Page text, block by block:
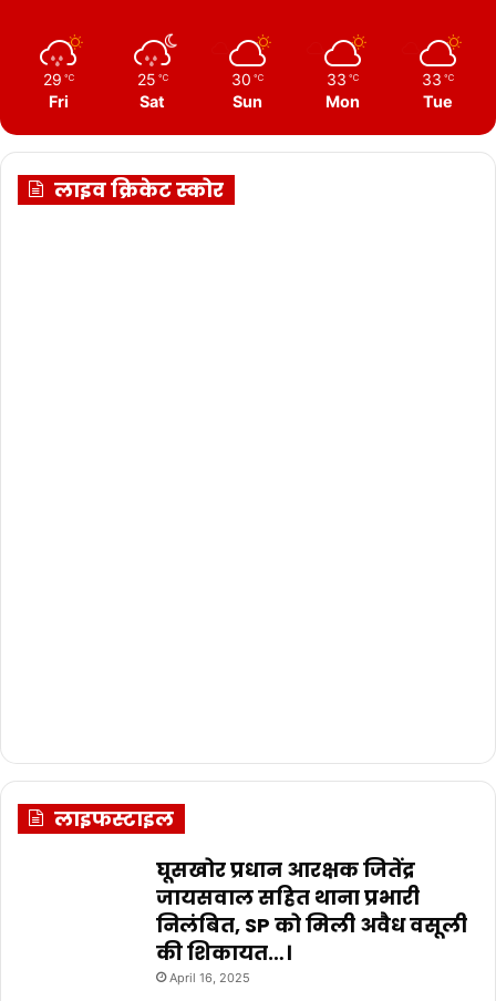
29 ℃
Fri
25 ℃
Sat
30 ℃
Sun
33 ℃
Mon
33 ℃
Tue
लाइव क्रिकेट स्कोर
लाइफस्टाइल
घूसखोर प्रधान आरक्षक जितेंद्र
जायसवाल सहित थाना प्रभारी
निलंबित, SP को मिली अवैध वसूली
की शिकायत…।
April 16, 2025